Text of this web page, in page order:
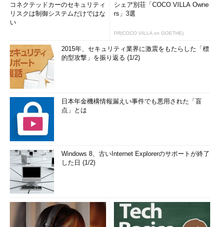
コネクテッドカーのセキュリティ
リスクは制御システムだけではな
い
シェア別荘「COCO VILLA Owne
rs」3選
PR(COCO VILLA on GOETHE)
2015年、セキュリティ業界に激震をもたらした「標
的型攻撃」を振り返る (1/2)
日本年金機構情報漏えい事件でも悪用された「盲
点」とは
Windows 8、古いInternet Explorerのサポートが終了
した日 (1/2)